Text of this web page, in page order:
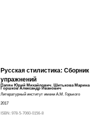
Русская стилистика:
упражнений
Папян Юрий Михайлович, Шитькова
Горшков Александр Иванович
Литературный институт имени А.М. Горького
2017
ISBN: 978-5-7060-0156-8